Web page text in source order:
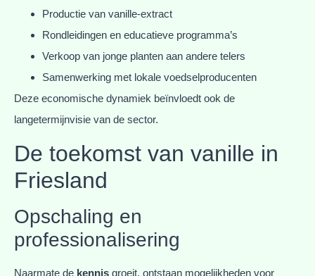
Productie van vanille-extract
Rondleidingen en educatieve programma’s
Verkoop van jonge planten aan andere telers
Samenwerking met lokale voedselproducenten
Deze economische dynamiek beïnvloedt ook de
langetermijnvisie van de sector.
De toekomst van vanille in
Friesland
Opschaling en
professionalisering
Naarmate de kennis groeit, ontstaan mogelijkheden voor